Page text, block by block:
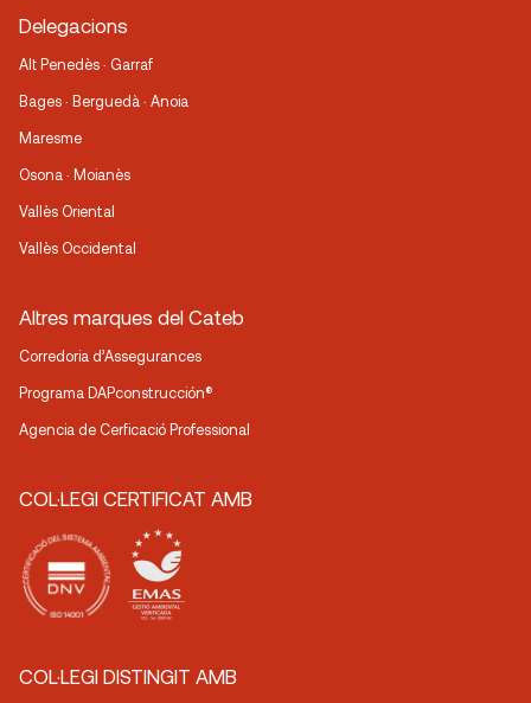
Delegacions
Alt Penedès · Garraf
Bages · Berguedà · Anoia
Maresme
Osona · Moianès
Vallès Oriental
Vallès Occidental
Altres marques del Cateb
Corredoria d’Assegurances
Programa DAPconstrucción®
Agencia de Cerficació Professional
COL·LEGI CERTIFICAT AMB
COL·LEGI DISTINGIT AMB